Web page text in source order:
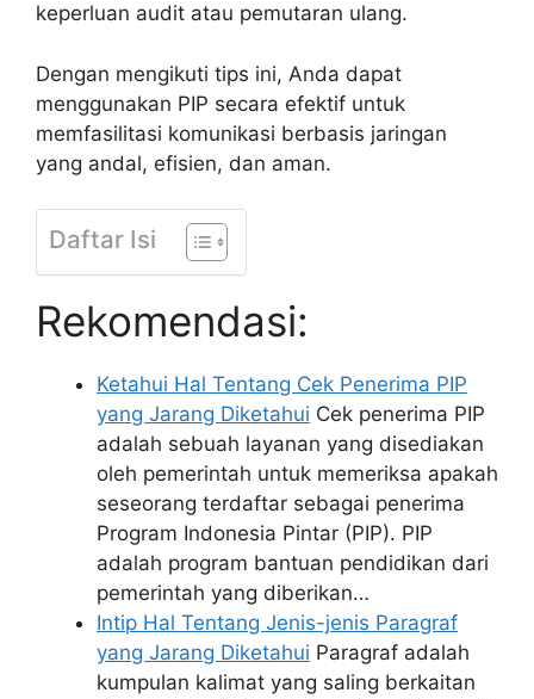
keperluan audit atau pemutaran ulang.
Dengan mengikuti tips ini, Anda dapat
menggunakan PIP secara efektif untuk
memfasilitasi komunikasi berbasis jaringan
yang andal, efisien, dan aman.
Daftar Isi
Rekomendasi:
Ketahui Hal Tentang Cek Penerima PIP
yang Jarang Diketahui Cek penerima PIP
adalah sebuah layanan yang disediakan
oleh pemerintah untuk memeriksa apakah
seseorang terdaftar sebagai penerima
Program Indonesia Pintar (PIP). PIP
adalah program bantuan pendidikan dari
pemerintah yang diberikan…
Intip Hal Tentang Jenis-jenis Paragraf
yang Jarang Diketahui Paragraf adalah
kumpulan kalimat yang saling berkaitan